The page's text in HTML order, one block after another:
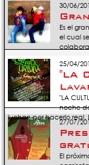
30/06/
Es el
el cual
25/04/
"LA
"LA
noche
luchan por hacerlo real.
27/07/
El